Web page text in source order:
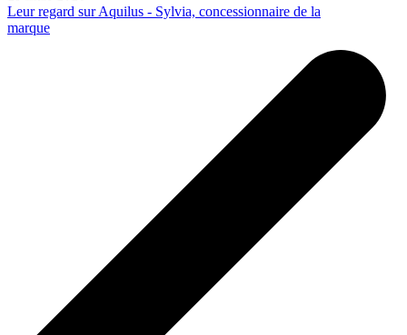
Leur regard sur Aquilus - Sylvia, concessionnaire de la
marque